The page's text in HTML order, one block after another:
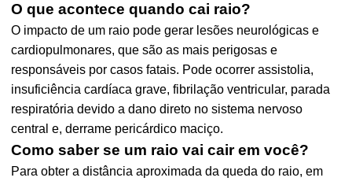
O que acontece quando cai raio?
O impacto de um raio pode gerar lesões neurológicas e
cardiopulmonares, que são as mais perigosas e
responsáveis por casos fatais. Pode ocorrer assistolia,
insuficiência cardíaca grave, fibrilação ventricular, parada
respiratória devido a dano direto no sistema nervoso
central e, derrame pericárdico maciço.
Como saber se um raio vai cair em você?
Para obter a distância aproximada da queda do raio, em